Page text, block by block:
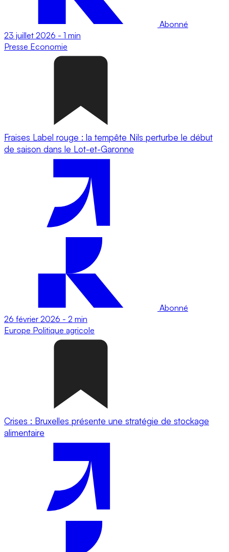
Abonné
23 juillet 2026 - 1 min
Presse Economie
Fraises Label rouge : la tempête Nils perturbe le début
de saison dans le Lot-et-Garonne
Abonné
26 février 2026 - 2 min
Europe Politique agricole
Crises : Bruxelles présente une stratégie de stockage
alimentaire